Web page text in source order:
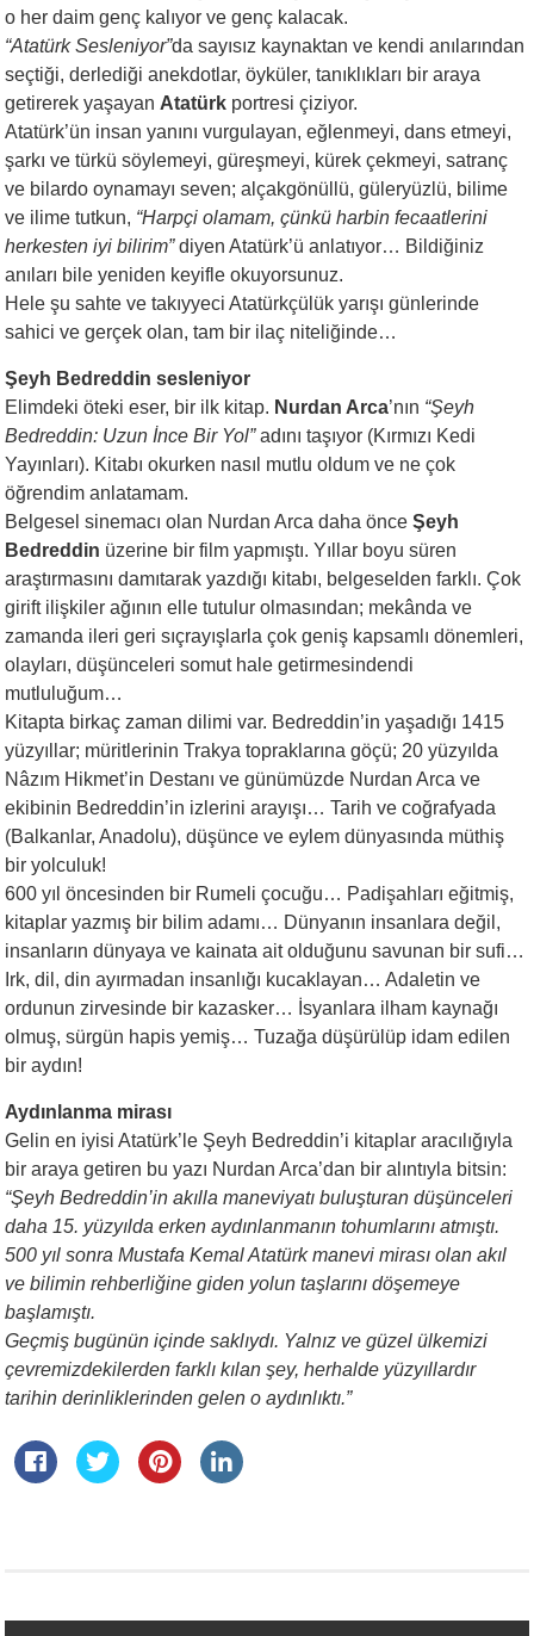
o her daim genç kalıyor ve genç kalacak.
“Atatürk Sesleniyor”da sayısız kaynaktan ve kendi anılarından
seçtiği, derlediği anekdotlar, öyküler, tanıklıkları bir araya
getirerek yaşayan Atatürk portresi çiziyor.
Atatürk’ün insan yanını vurgulayan, eğlenmeyi, dans etmeyi,
şarkı ve türkü söylemeyi, güreşmeyi, kürek çekmeyi, satranç
ve bilardo oynamayı seven; alçakgönüllü, güleryüzlü, bilime
ve ilime tutkun, “Harpçi olamam, çünkü harbin fecaatlerini
herkesten iyi bilirim”diyen Atatürk’ü anlatıyor… Bildiğiniz
anıları bile yeniden keyifle okuyorsunuz.
Hele şu sahte ve takıyyeci Atatürkçülük yarışı günlerinde
sahici ve gerçek olan, tam bir ilaç niteliğinde…
Şeyh Bedreddin sesleniyor
Elimdeki öteki eser, bir ilk kitap. Nurdan Arca’nın “Şeyh
Bedreddin: Uzun İnce Bir Yol”adını taşıyor (Kırmızı Kedi
Yayınları). Kitabı okurken nasıl mutlu oldum ve ne çok
öğrendim anlatamam.
Belgesel sinemacı olan Nurdan Arca daha önceŞeyh
Bedreddin üzerine bir film yapmıştı. Yıllar boyu süren
araştırmasını damıtarak yazdığı kitabı, belgeselden farklı. Çok
girift ilişkiler ağının elle tutulur olmasından; mekânda ve
zamanda ileri geri sıçrayışlarla çok geniş kapsamlı dönemleri,
olayları, düşünceleri somut hale getirmesindendi
mutluluğum…
Kitapta birkaç zaman dilimi var. Bedreddin’in yaşadığı 1415
yüzyıllar; müritlerinin Trakya topraklarına göçü; 20 yüzyılda
Nâzım Hikmet’in Destanı ve günümüzde Nurdan Arca ve
ekibinin Bedreddin’in izlerini arayışı… Tarih ve coğrafyada
(Balkanlar, Anadolu), düşünce ve eylem dünyasında müthiş
bir yolculuk!
600 yıl öncesinden bir Rumeli çocuğu… Padişahları eğitmiş,
kitaplar yazmış bir bilim adamı… Dünyanın insanlara değil,
insanların dünyaya ve kainata ait olduğunu savunan bir sufi…
Irk, dil, din ayırmadan insanlığı kucaklayan… Adaletin ve
ordunun zirvesinde bir kazasker… İsyanlara ilham kaynağı
olmuş, sürgün hapis yemiş… Tuzağa düşürülüp idam edilen
bir aydın!
Aydınlanma mirası
Gelin en iyisi Atatürk’le Şeyh Bedreddin’i kitaplar aracılığıyla
bir araya getiren bu yazı Nurdan Arca’dan bir alıntıyla bitsin:
“Şeyh Bedreddin’in akılla maneviyatı buluşturan düşünceleri
daha 15. yüzyılda erken aydınlanmanın tohumlarını atmıştı.
500 yıl sonra Mustafa Kemal Atatürk manevi mirası olan akıl
ve bilimin rehberliğine giden yolun taşlarını döşemeye
başlamıştı.
Geçmiş bugünün içinde saklıydı. Yalnız ve güzel ülkemizi
çevremizdekilerden farklı kılan şey, herhalde yüzyıllardır
tarihin derinliklerinden gelen o aydınlıktı.”